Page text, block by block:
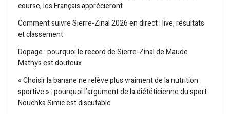
course, les Français apprécieront
Comment suivre Sierre-Zinal 2026 en direct : live, résultats
et classement
Dopage : pourquoi le record de Sierre-Zinal de Maude
Mathys est douteux
« Choisir la banane ne relève plus vraiment de la nutrition
sportive » : pourquoi l’argument de la diététicienne du sport
Nouchka Simic est discutable